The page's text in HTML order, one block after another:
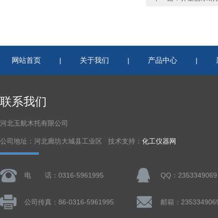
网站首页 | 关于我们 | 产品中心 |
联系我们
河北玉航木托有限公司
公司地址：河北廊坊大城县工业区 技术支持： 化工仪器网
电 话：0316-5961995 QQ：2353349069
公司传真：86-0316-5961995 邮箱：